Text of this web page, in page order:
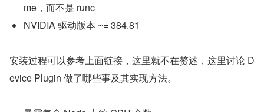
me，而不是 runc
NVIDIA 驱动版本 ~= 384.81
安装过程可以参考上面链接，这里就不在赘述，这里讨论 D
evice Plugin 做了哪些事及其实现方法。